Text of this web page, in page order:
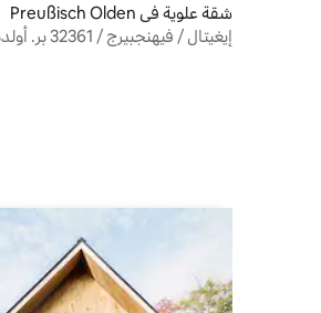
شقة علوية في Preußisch Olden
dorf
إيغيتال / فيهنجبيرج / 32361 بر. أولدندورف